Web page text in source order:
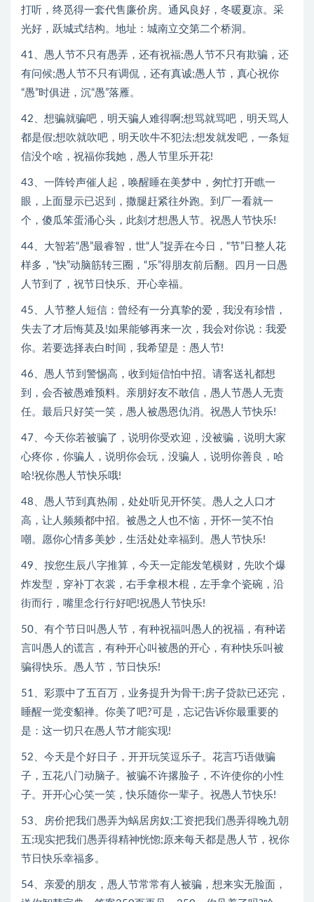
打听，终觅得一套代售廉价房。通风良好，冬暖夏凉。采
光好，跃城式结构。地址：城南立交第二个桥洞。
41、愚人节不只有愚弄，还有祝福;愚人节不只有欺骗，还
有问候;愚人节不只有调侃，还有真诚;愚人节，真心祝你
“愚”时俱进，沉“愚”落雁。
42、想骗就骗吧，明天骗人难得啊;想骂就骂吧，明天骂人
都是假;想吹就吹吧，明天吹牛不犯法;想发就发吧，一条短
信没个啥，祝福你我她，愚人节里乐开花!
43、一阵铃声催人起，唤醒睡在美梦中，匆忙打开瞧一
眼，上面显示已迟到，撒腿赶紧往外跑。到厂一看就一
个，傻瓜笨蛋涌心头，此刻才想愚人节。祝愚人节快乐!
44、大智若“愚”最睿智，世“人”捉弄在今日，“节”日整人花
样多，“快”动脑筋转三圈，“乐”得朋友前后翻。四月一日愚
人节到了，祝节日快乐、开心幸福。
45、人节整人短信：曾经有一分真挚的爱，我没有珍惜，
失去了才后悔莫及!如果能够再来一次，我会对你说：我爱
你。若要选择表白时间，我希望是：愚人节!
46、愚人节到警惕高，收到短信怕中招。请客送礼都想
到，会否被愚难预料。亲朋好友不敢信，愚人节愚人无责
任。最后只好笑一笑，愚人被愚恩仇消。祝愚人节快乐!
47、今天你若被骗了，说明你受欢迎，没被骗，说明大家
心疼你，你骗人，说明你会玩，没骗人，说明你善良，哈
哈!祝你愚人节快乐哦!
48、愚人节到真热闹，处处听见开怀笑。愚人之人口才
高，让人频频都中招。被愚之人也不恼，开怀一笑不怕
嘲。愿你心情多美妙，生活处处幸福到。愚人节快乐!
49、按您生辰八字推算，今天一定能发笔横财，先吹个爆
炸发型，穿补丁衣裳，右手拿根木棍，左手拿个瓷碗，沿
街而行，嘴里念行行好吧!祝愚人节快乐!
50、有个节日叫愚人节，有种祝福叫愚人的祝福，有种诺
言叫愚人的谎言，有种开心叫被愚的开心，有种快乐叫被
骗得快乐。愚人节，节日快乐!
51、彩票中了五百万，业务提升为骨干;房子贷款已还完，
睡醒一觉变貂禅。你美了吧?可是，忘记告诉你最重要的
是：这一切只在愚人节才能实现!
52、今天是个好日子，开开玩笑逗乐子。花言巧语做骗
子，五花八门动脑子。被骗不许撂脸子，不许使你的小性
子。开开心心笑一笑，快乐随你一辈子。祝愚人节快乐!
53、房价把我们愚弄为蜗居房奴;工资把我们愚弄得晚九朝
五;现实把我们愚弄得精神恍惚;原来每天都是愚人节，祝你
节日快乐幸福多。
54、亲爱的朋友，愚人节常常有人被骗，想来实无脸面，